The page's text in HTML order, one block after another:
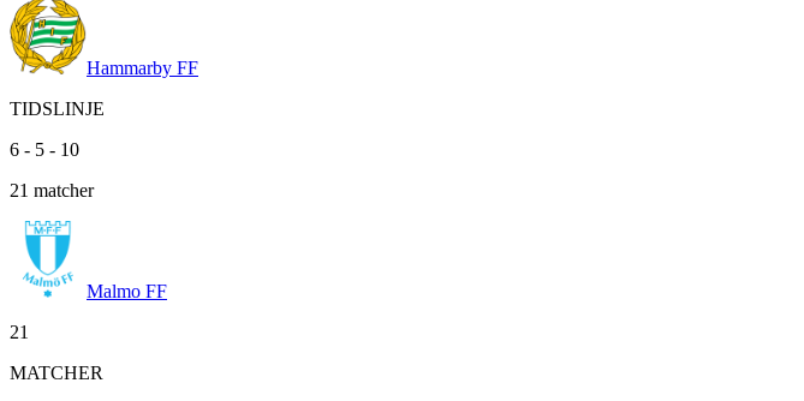
Hammarby FF
TIDSLINJE
6 - 5 - 10
21 matcher
Malmo FF
21
MATCHER